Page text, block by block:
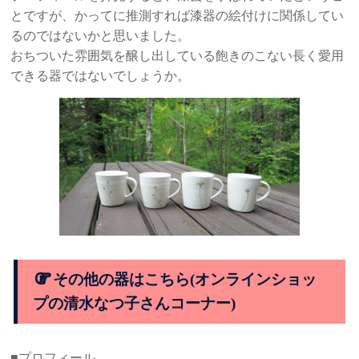
とですが、かってに推測すれば漆器の絵付けに関係してい
るのではないかと思いました。
おちついた雰囲気を醸し出している飽きのこない長く愛用
できる器ではないでしょうか。
その他の器はこちら(オンラインショッ
プの清水なつ子さんコーナー)